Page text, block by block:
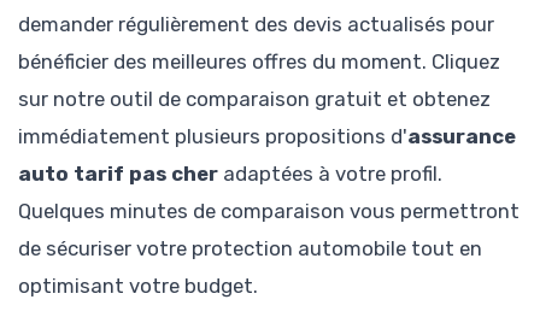
demander régulièrement des devis actualisés pour
bénéficier des meilleures offres du moment. Cliquez
sur notre outil de comparaison gratuit et obtenez
immédiatement plusieurs propositions d'assurance
auto tarif pas cher adaptées à votre profil.
Quelques minutes de comparaison vous permettront
de sécuriser votre protection automobile tout en
optimisant votre budget.